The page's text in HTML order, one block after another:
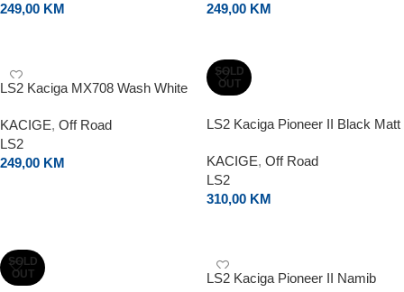
249,00 KM
249,00 KM
LS2 Kaciga MX708 Wash White
KACIGE, Off Road
LS2
249,00 KM
SOLD
OUT
LS2 Kaciga Pioneer II Black Matt
KACIGE, Off Road
LS2
310,00 KM
SOLD
OUT
LS2 Kaciga Pioneer II Namib